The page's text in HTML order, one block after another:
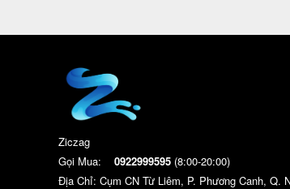
Ziczag
Gọi Mua:
0922999595 (8:00-20:00)
Địa Chỉ: Cụm CN Từ Liêm, P. Phương Canh, Q.